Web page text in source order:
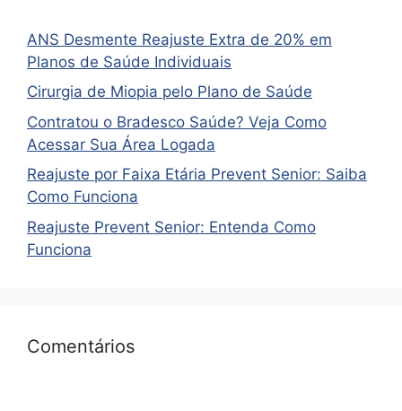
ANS Desmente Reajuste Extra de 20% em
Planos de Saúde Individuais
Cirurgia de Miopia pelo Plano de Saúde
Contratou o Bradesco Saúde? Veja Como
Acessar Sua Área Logada
Reajuste por Faixa Etária Prevent Senior: Saiba
Como Funciona
Reajuste Prevent Senior: Entenda Como
Funciona
Comentários